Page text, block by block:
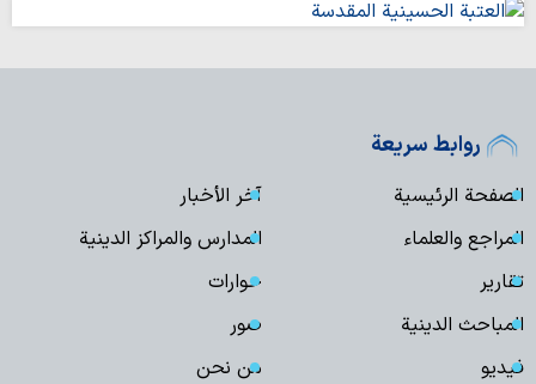
روابط سريعة
الصفحة الرئيسية
آخر الأخبار
المراجع والعلماء
المدارس والمراكز الدينية
تقارير
حوارات
المباحث الدينية
صور
فیدیو
من نحن